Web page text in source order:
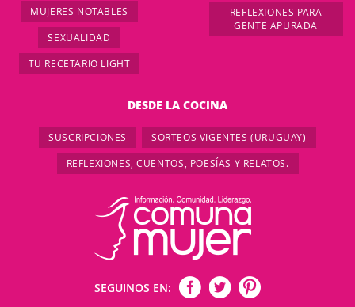
MUJERES NOTABLES
SEXUALIDAD
TU RECETARIO LIGHT
REFLEXIONES PARA
GENTE APURADA
DESDE LA COCINA
SUSCRIPCIONES SORTEOS VIGENTES (URUGUAY)
REFLEXIONES, CUENTOS, POESÍAS Y RELATOS.
SEGUINOS EN: